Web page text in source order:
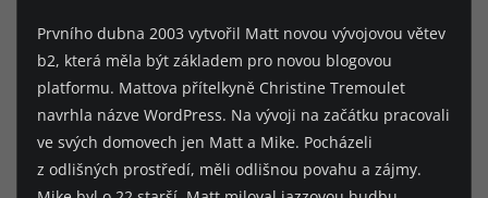
Prvního dubna 2003 vytvořil Matt novou vývojovou větev
b2, která měla být základem pro novou blogovou
platformu. Mattova přítelkyně Christine Tremoulet
navrhla názve WordPress. Na vývoji na začátku pracovali
ve svých domovech jen Matt a Mike. Pocházeli
z odlišných prostředí, měli odlišnou povahu a zájmy.